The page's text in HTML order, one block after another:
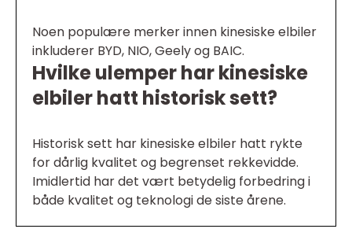
Noen populære merker innen kinesiske elbiler
inkluderer BYD, NIO, Geely og BAIC.
Hvilke ulemper har kinesiske
elbiler hatt historisk sett?
Historisk sett har kinesiske elbiler hatt rykte
for dårlig kvalitet og begrenset rekkevidde.
Imidlertid har det vært betydelig forbedring i
både kvalitet og teknologi de siste årene.